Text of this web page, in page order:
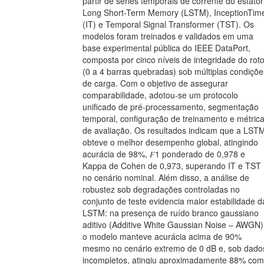
Long Short-Term Memory (LSTM),
(IT) e Temporal Signal Transformer (TST). Os
modelos foram treinados e validados em uma
base experimental pública do IEEE DataPort,
composta por cinco níveis de integridade do
(0 a 4 barras quebradas) sob múltiplas
de carga. Com o objetivo de assegurar
comparabilidade, adotou-se um protocolo
unificado de pré-processamento, segmentação
temporal, configuração de treinamento e
de avaliação. Os resultados indicam que a
obteve o melhor desempenho global, atingindo
acurácia de 98%, 𝐹1 ponderado de 0,978 e
Kappa de Cohen de 0,973, superando IT e TST
no cenário nominal. Além disso, a análise de
robustez sob degradações controladas no
conjunto de teste evidencia maior estabilidade
LSTM: na presença de ruído branco gaussiano
aditivo (Additive White Gaussian Noise –
o modelo manteve acurácia acima de 90%
mesmo no cenário extremo de 0 dB e, sob
incompletos, atingiu aproximadamente 88% com